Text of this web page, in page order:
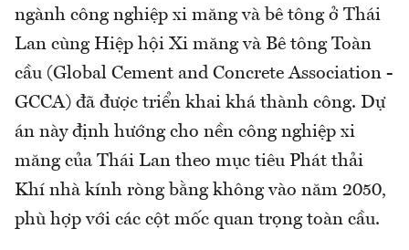
ngành công nghiệp xi măng và bê tông ở Thái
Lan cùng Hiệp hội Xi măng và Bê tông Toàn
cầu (Global Cement and Concrete Association -
GCCA) đã được triển khai khá thành công. Dự
án này định hướng cho nền công nghiệp xi
măng của Thái Lan theo mục tiêu Phát thải
Khí nhà kính ròng bằng không vào năm 2050,
phù hợp với các cột mốc quan trọng toàn cầu.